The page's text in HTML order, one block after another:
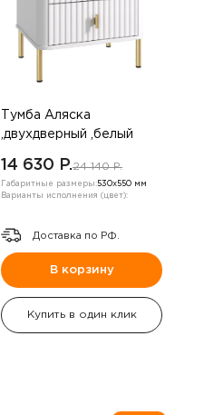
Тумба Аляска
,двухдверный ,белый
14 630 P.24 140 P.
Габаритные размеры:530х550 мм
Варианты исполнения (цвет):
Доставка по РФ.
В корзину
Купить в один клик